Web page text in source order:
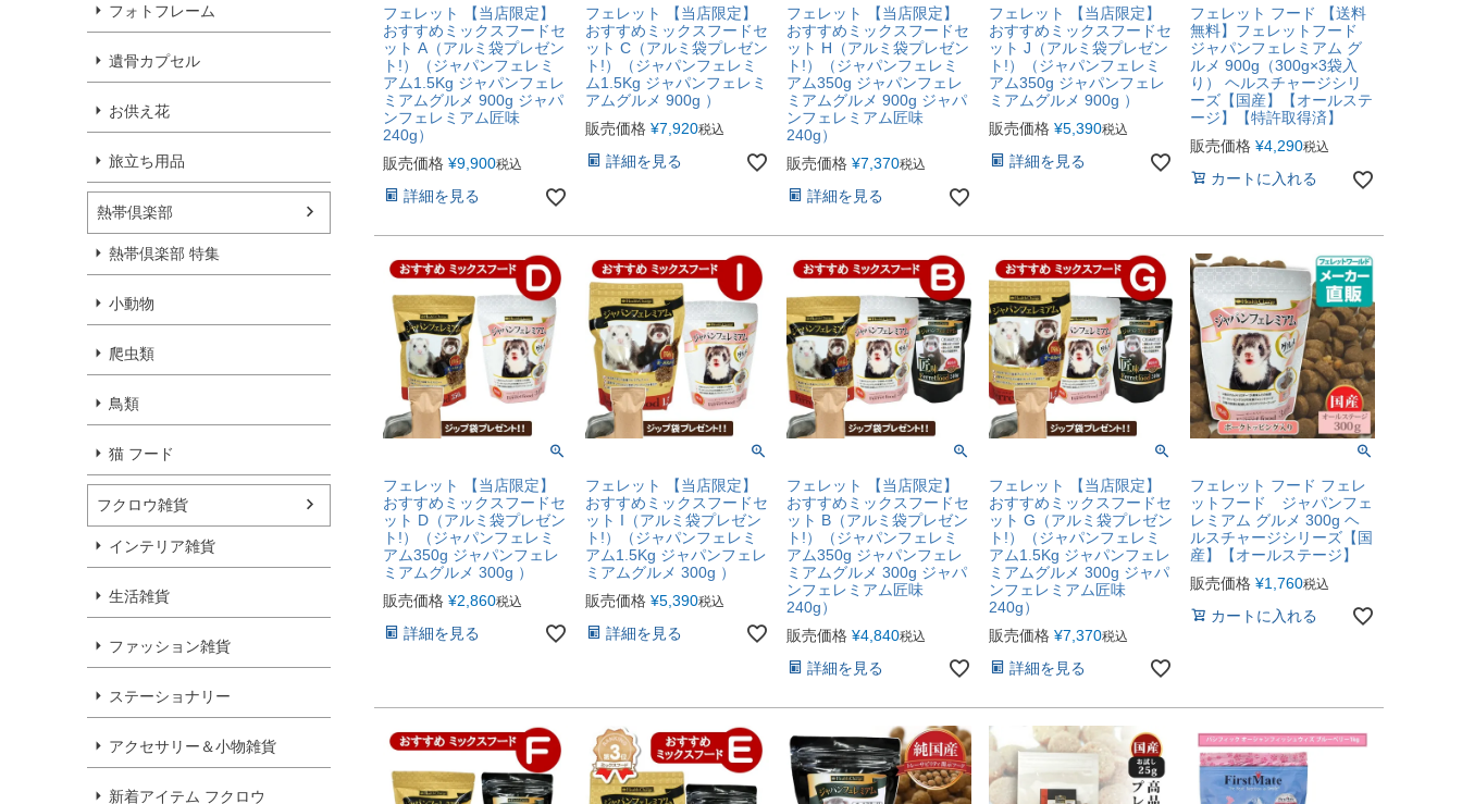
フォトフレーム
遺骨カプセル
お供え花
旅立ち用品
熱帯倶楽部
熱帯倶楽部 特集
小動物
爬虫類
鳥類
猫 フード
フクロウ雑貨
インテリア雑貨
生活雑貨
ファッション雑貨
ステーショナリー
アクセサリー＆小物雑貨
新着アイテム フクロウ
フェレット 【当店限定】
おすすめミックスフードセ
ット A（アルミ袋プレゼン
ト!）（ジャパンフェレミ
アム1.5Kg ジャパンフェレ
ミアムグルメ 900g ジャパ
ンフェレミアム匠味
240g）
販売価格 ¥9,900税込
詳細を見る
フェレット 【当店限定】
おすすめミックスフードセ
ット C（アルミ袋プレゼン
ト!）（ジャパンフェレミ
ム1.5Kg ジャパンフェレミ
アムグルメ 900g ）
販売価格 ¥7,920税込
詳細を見る
フェレット 【当店限定】
おすすめミックスフードセ
ット H（アルミ袋プレゼン
ト!）（ジャパンフェレミ
アム350g ジャパンフェレ
ミアムグルメ 900g ジャパ
ンフェレミアム匠味
240g）
販売価格 ¥7,370税込
詳細を見る
フェレット 【当店限定】
おすすめミックスフードセ
ット J（アルミ袋プレゼン
ト!）（ジャパンフェレミ
アム350g ジャパンフェレ
ミアムグルメ 900g ）
販売価格 ¥5,390税込
詳細を見る
フェレット フード 【送料
無料】フェレットフード
ジャパンフェレミアム グ
ルメ 900g（300g×3袋入
り） ヘルスチャージシリ
ーズ【国産】【オールステ
ージ】【特許取得済】
販売価格 ¥4,290税込
カートに入れる
フェレット 【当店限定】
おすすめミックスフードセ
ット D（アルミ袋プレゼン
ト!）（ジャパンフェレミ
アム350g ジャパンフェレ
ミアムグルメ 300g ）
販売価格 ¥2,860税込
詳細を見る
フェレット 【当店限定】
おすすめミックスフードセ
ット I（アルミ袋プレゼン
ト!）（ジャパンフェレミ
アム1.5Kg ジャパンフェレ
ミアムグルメ 300g ）
販売価格 ¥5,390税込
詳細を見る
フェレット 【当店限定】
おすすめミックスフードセ
ット B（アルミ袋プレゼン
ト!）（ジャパンフェレミ
アム350g ジャパンフェレ
ミアムグルメ 300g ジャパ
ンフェレミアム匠味
240g）
販売価格 ¥4,840税込
詳細を見る
フェレット 【当店限定】
おすすめミックスフードセ
ット G（アルミ袋プレゼン
ト!）（ジャパンフェレミ
アム1.5Kg ジャパンフェレ
ミアムグルメ 300g ジャパ
ンフェレミアム匠味
240g）
販売価格 ¥7,370税込
詳細を見る
フェレット フード フェレ
ットフード ジャパンフェ
レミアム グルメ 300g ヘ
ルスチャージシリーズ【国
産】【オールステージ】
販売価格 ¥1,760税込
カートに入れる